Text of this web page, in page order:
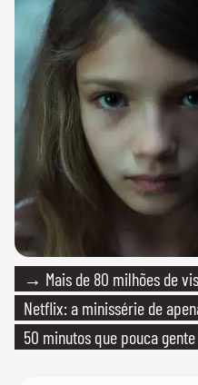
→ Mais de 80 milhões de
Netflix: a minissérie de
50 minutos que pouca